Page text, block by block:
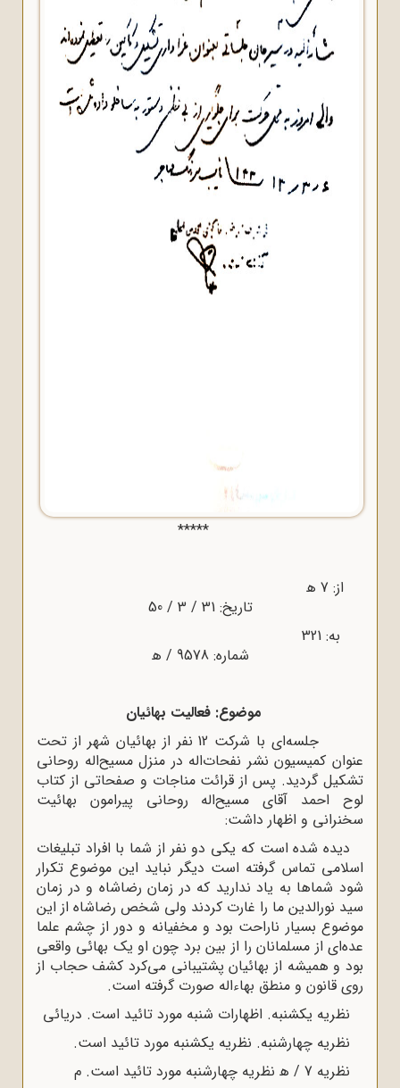
*****
از: 7 ﻫ
تاریخ: 31 / 3 / 50
شماره: 9578 / ﻫ
موضوع: فعالیت بهائیان
جلسه‌ای با شرکت 12 نفر از بهائیان شهر از تحت
عنوان کمیسیون نشر نفحات‌اله در منزل مسیح‌اله روحانی
تشکیل گردید. پس از قرائت مناجات و صفحاتی از کتاب
لوح احمد آقای مسیح‌اله روحانی پیرامون بهائیت
سخنرانی و اظهار داشت:
دیده شده است که یکی دو نفر از شما با افراد تبلیغات
اسلامی تماس گرفته است دیگر نباید این موضوع تکرار
شود شماها به یاد ندارید که در زمان رضاشاه و در زمان
سید نورالدین ما را غارت کردند ولی شخص رضاشاه از این
موضوع بسیار ناراحت بود و مخفیانه و دور از چشم علما
عده‌ای از مسلمانان را از بین برد چون او یک بهائی واقعی
بود و همیشه از بهائیان پشتیبانی می‌کرد کشف حجاب از
روی قانون و منطق بهاءاله صورت گرفته است.
نظریه یکشنبه. اظهارات شنبه مورد تائید است. دریائی
نظریه چهارشنبه. نظریه یکشنبه مورد تائید است.
نظریه 7 / ﻫ نظریه چهارشنبه مورد تائید است. م